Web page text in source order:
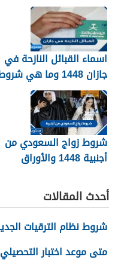
اسماء القبائل النازحة في
جازان 1448 وما هي
تجنيسها
شروط زواج السعودي من
أجنبية 1448 والأوراق
أحدث المقالات
شروط نظام الترقيات الجديد
متى موعد اختبار التحصيلي 2026 – 1448